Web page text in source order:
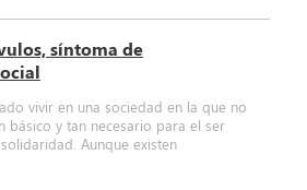
síntoma de
vivir en una sociedad en la que no
básico y tan necesario para el ser
Aunque existen